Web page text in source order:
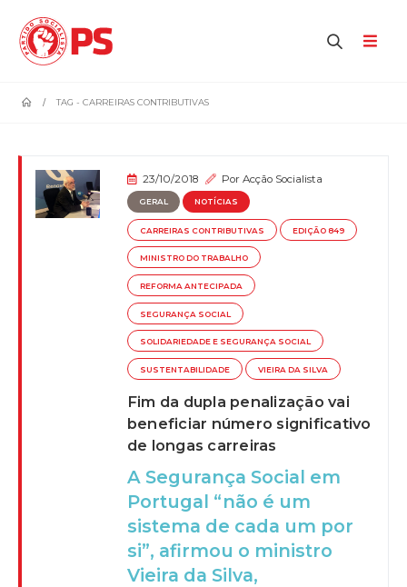
TAG - CARREIRAS CONTRIBUTIVAS
23/10/2018 PorAcção Socialista
GERAL NOTÍCIAS
CARREIRAS CONTRIBUTIVAS EDIÇÃO 849
MINISTRO DO TRABALHO
REFORMA ANTECIPADA
SEGURANÇA SOCIAL
SOLIDARIEDADE E SEGURANÇA SOCIAL
SUSTENTABILIDADE VIEIRA DA SILVA
Fim da dupla penalização vai
beneficiar número significativo
de longas carreiras
A Segurança Social em
Portugal “não é um
sistema de cada um por
si”, afirmou o ministro
Vieira da Silva,